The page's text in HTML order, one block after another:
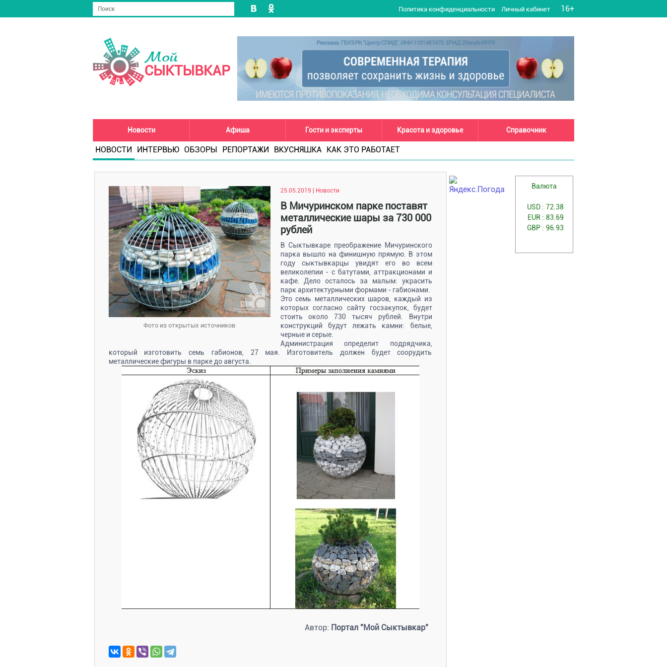
Политика конфиденциальности Личный кабинет 16+
Мой
СЫКТЫВКАР
Новости Афиша Гости и эксперты Красота и здоровье Справочник
НОВОСТИ ИНТЕРВЬЮ ОБЗОРЫ РЕПОРТАЖИ ВКУСНЯШКА КАК ЭТО РАБОТАЕТ
Фото из открытых источников
25.05.2019 | Новости
В Мичуринском парке поставят
металлические шары за 730 000
рублей
В Сыктывкаре преображение Мичуринского
парка вышло на финишную прямую. В этом
году сыктывкарцы увидят его во всем
великолепии - с батутами, аттракционами и
кафе. Дело осталось за малым: украсить
парк архитектурными формами - габионами.
Это семь металлических шаров, каждый из
которых согласно сайту госзакупок, будет
стоить около 730 тысяч рублей. Внутри
конструкций будут лежать камни: белые,
черные и серые.
Администрация определит подрядчика,
который изготовить семь габионов, 27 мая. Изготовитель должен будет соорудить
металлические фигуры в парке до августа.
Автор: Портал "Мой Сыктывкар"
Валюта
USD : 72.38
EUR : 83.69
GBP : 96.93